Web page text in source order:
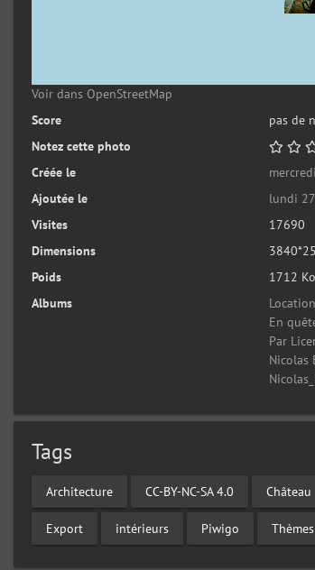
Voir dans OpenStreetMap
Score
pas de
Notez cette photo
Créée le
Ajoutée le
lundi
Visites
17690
Dimensions
Poids
1712 Ko
Albums
En
Par
Nicolas
Tags
Architecture CC-BY-NC-SA 4.0 Château
Export intérieurs Piwigo Thèmes